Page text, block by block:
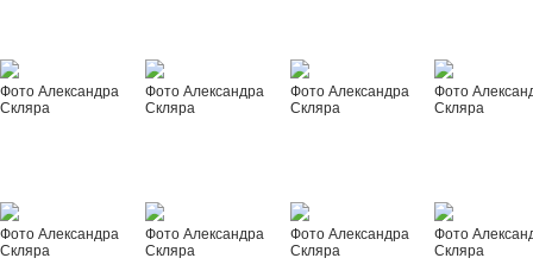
Фото Александра
Скляра
Фото Александра
Скляра
Фото Александра
Скляра
Фото
Скляра
Фото Александра
Скляра
Фото Александра
Скляра
Фото Александра
Скляра
Фото
Скляра